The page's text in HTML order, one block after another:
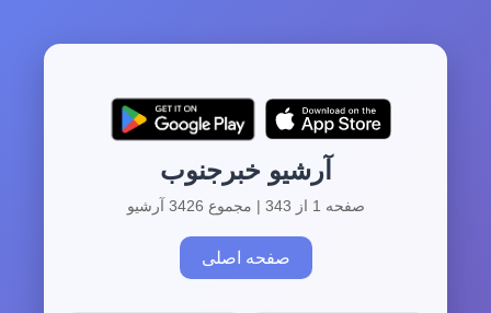
آرشیو خبرجنوب
صفحه 1 از 343 | مجموع 3426 آرشیو
صفحه اصلی